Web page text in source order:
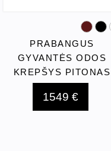
PRABANGUS
GYVANTĖS ODOS
KREPŠYS PITONAS
1549 €